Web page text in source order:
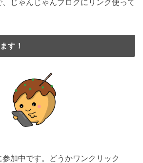
、じゃんじゃんブログにリンク使って
す！
加中です。どうかワンクリック